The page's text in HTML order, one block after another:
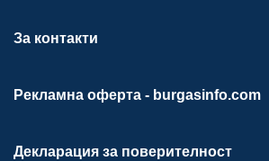
За контакти
Рекламна оферта - burgasinfo.com
Декларация за поверителност